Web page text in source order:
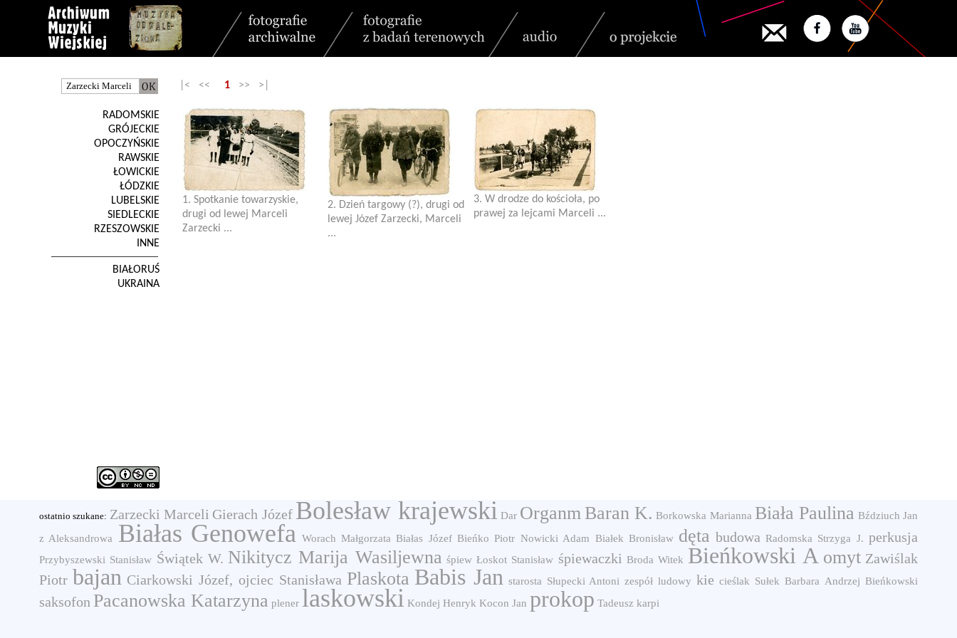
RADOMSKIE
GRÓJECKIE
OPOCZYŃSKIE
RAWSKIE
ŁOWICKIE
ŁÓDZKIE
LUBELSKIE
SIEDLECKIE
RZESZOWSKIE
INNE
BIAŁORUŚ
UKRAINA
|< << 1 >> >|
1. Spotkanie towarzyskie,
drugi od lewej Marceli
Zarzecki ...
2. Dzień targowy (?), drugi od
lewej Józef Zarzecki, Marceli
...
3. W drodze do kościoła, po
prawej za lejcami Marceli ...
ostatnio szukane: Zarzecki Marceli Gierach Józef Bolesław krajewski Dar Organm Baran K. Borkowska Marianna Biała Paulina Bździuch Jan
z Aleksandrowa
Białas Genowefa Worach Małgorzata Białas Józef Bieńko Piotr Nowicki Adam Białek Bronisław dęta budowa Radomska Strzyga J. perkusja
Przybyszewski Stanisław Świątek W. Nikitycz Marija Wasiljewna śpiew Łoskot Stanisław śpiewaczki Broda Witek Bieńkowski A omyt Zawiślak
Piotr bajan Ciarkowski Józef, ojciec Stanisława Plaskota Babis Jan starosta Słupecki Antoni zespół ludowy kie cieślak Sułek Barbara Andrzej Bieńkowski
saksofon Pacanowska Katarzyna plener laskowski Kondej Henryk Kocon Jan prokop Tadeusz karpi